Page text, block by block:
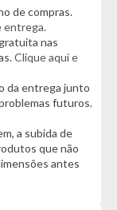
vidro ou espelho
é de até 7
de compras.
entrega.
nas
Clique aqui e
da entrega junto
futuros.
a subida de
que não
antes